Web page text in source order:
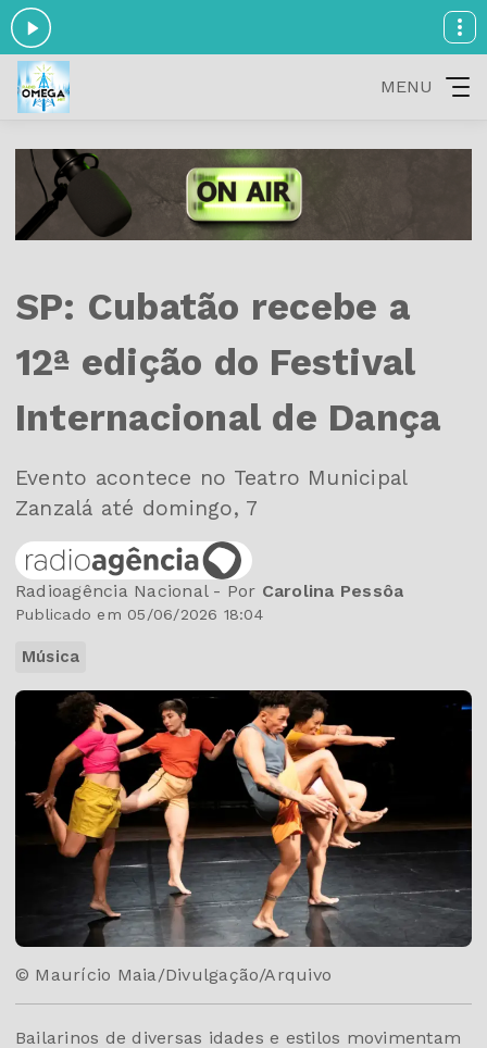
MENU
SP: Cubatão recebe a
12ª edição do Festival
Internacional de Dança
Evento acontece no Teatro Municipal
Zanzalá até domingo, 7
Radioagência Nacional - Por Carolina Pessôa
Publicado em 05/06/2026 18:04
Música
© Maurício Maia/Divulgação/Arquivo
Bailarinos de diversas idades e estilos movimentam